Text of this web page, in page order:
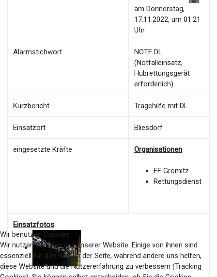
am Donnerstag,
17.11.2022, um 01:21
Uhr
Alarmstichwort
NOTF DL
(Notfalleinsatz,
Hubrettungsgerät
erforderlich)
Kurzbericht Tragehilfe mit DL
Einsatzort Bliesdorf
eingesetzte Kräfte Organisationen
FF Grömitz
Rettungsdienst
Einsatzfotos
Wir benutzen Cookies
Wir nutzen Cookies auf unserer Website. Einige von ihnen sind
essenziell für den Betrieb der Seite, während andere uns helfen,
diese Website und die Nutzererfahrung zu verbessern (Tracking